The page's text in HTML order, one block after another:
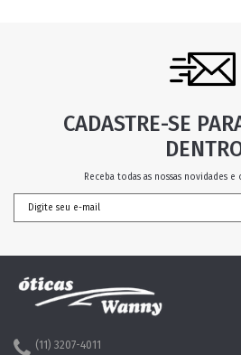
CADASTRE-SE
Receba todas as nossas novidades
(11) 3207-4011